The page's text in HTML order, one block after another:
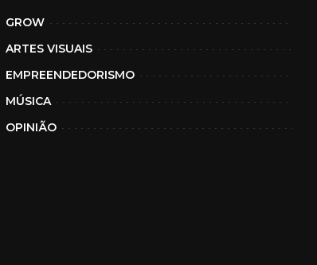
GROW
ARTES VISUAIS
EMPREENDEDORISMO
MÚSICA
OPINIÃO